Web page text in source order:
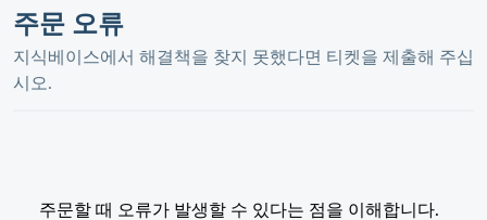
주문 오류
지식베이스에서 해결책을 찾지 못했다면 티켓을 제출해 주십
시오.
주문할 때 오류가 발생할 수 있다는 점을 이해합니다.